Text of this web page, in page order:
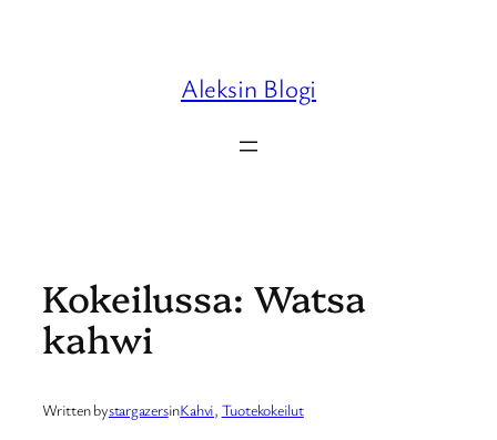
Aleksin Blogi
Kokeilussa: Watsa
kahwi
Written bystargazersinKahvi, Tuotekokeilut